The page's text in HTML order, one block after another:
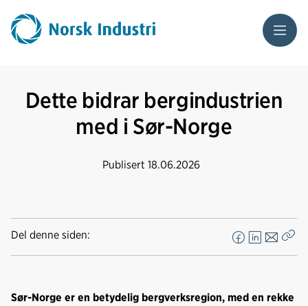
Meny
Dette bidrar bergindustrien
med i Sør-Norge
Publisert 18.06.2026
Del denne siden:
F
a
e
L
i
k
E
-
o
Sør-Norge er en betydelig bergverksregion, med en rekke